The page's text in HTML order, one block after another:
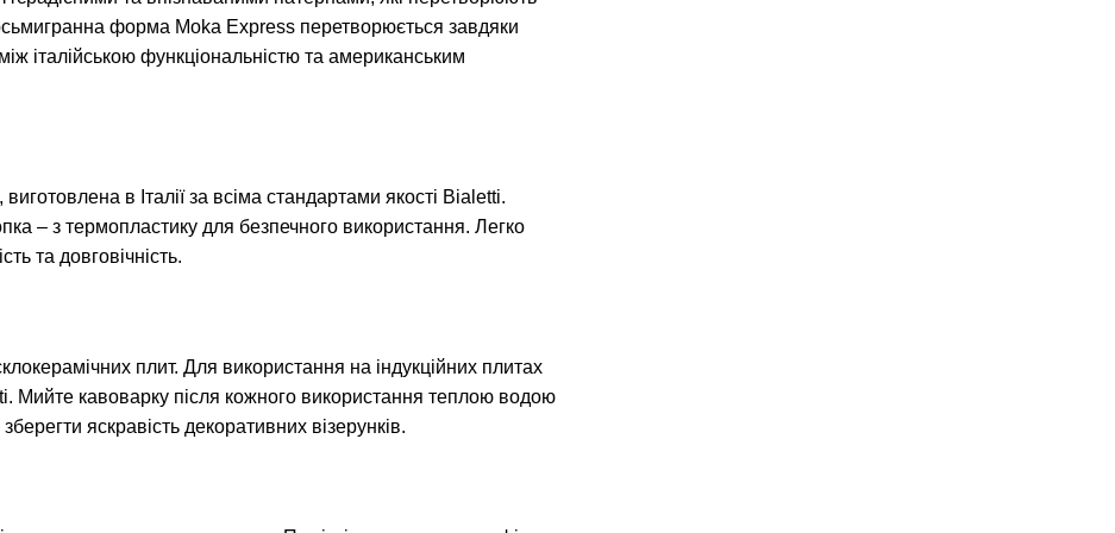
форма Moka Express перетворюється завдяки
італійською функціональністю та американським
в Італії за всіма стандартами якості Bialetti.
– з термопластику для безпечного використання. Легко
та довговічність.
плит. Для використання на індукційних плитах
Мийте кавоварку після кожного використання теплою водою
яскравість декоративних візерунків.